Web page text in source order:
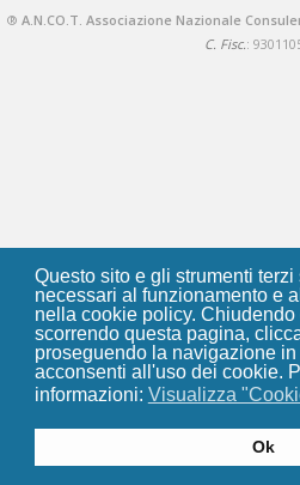
Questo sito e gli strumenti
necessari al funzionamento e
nella cookie policy. Chiudendo
scorrendo questa pagina,
proseguendo la navigazione
acconsenti all'uso dei cookie.
informazioni: Visualizza
Ok
® A.N.CO.T. Associazione Nazionale
C. Fisc.: